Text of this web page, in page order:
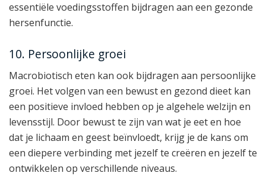
essentiële voedingsstoffen bijdragen aan een gezonde
hersenfunctie.
10. Persoonlijke groei
Macrobiotisch eten kan ook bijdragen aan persoonlijke
groei. Het volgen van een bewust en gezond dieet kan
een positieve invloed hebben op je algehele welzijn en
levensstijl. Door bewust te zijn van wat je eet en hoe
dat je lichaam en geest beïnvloedt, krijg je de kans om
een diepere verbinding met jezelf te creëren en jezelf te
ontwikkelen op verschillende niveaus.